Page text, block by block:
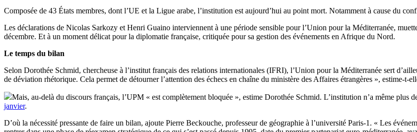
Composée de 43 États membres, dont l’UE et la Ligue arabe, l’institution est aujourd’hui au point mort. Notamment à cause du
Les déclarations de Nicolas Sarkozy et Henri Guaino interviennent à une période sensible pour l’Union pour la Méditerranée,
décembre. Et à un moment délicat pour la diplomatie française, critiquée pour sa gestion des événements en Afrique du Nord.
Le temps du bilan
Selon Dorothée Schmid, chercheuse à l’institut français des relations internationales (IFRI), l’Union pour la Méditerranée sert
de déviation rhétorique. Cela permet de détourner l’attention des échecs en chaîne du ministère des Affaires étrangères », estime-t-
Mais, au-delà du discours français, l’UPM « est complètement bloquée », estime Dorothée Schmid. L’institution n’a même plus
janvier.
D’où la nécessité pressante de faire un bilan, ajoute Pierre Beckouche, professeur de géographie à l’université Paris-1. « Les